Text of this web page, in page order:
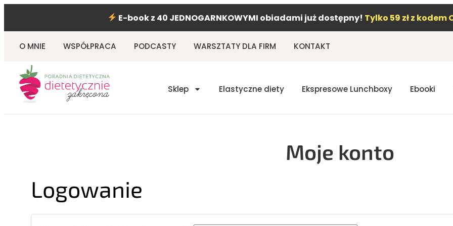
Przejdź
treści
E-book z 40 JEDNOGARNKOWYMI obiadami już dostępny! Tylko 59 zł z kodem
O MNIE WSPÓŁPRACA PODCASTY WARSZTATY DLA FIRM KONTAKT
Sklep Elastyczne diety Ekspresowe Lunchboxy Ebooki
Moje konto
Logowanie